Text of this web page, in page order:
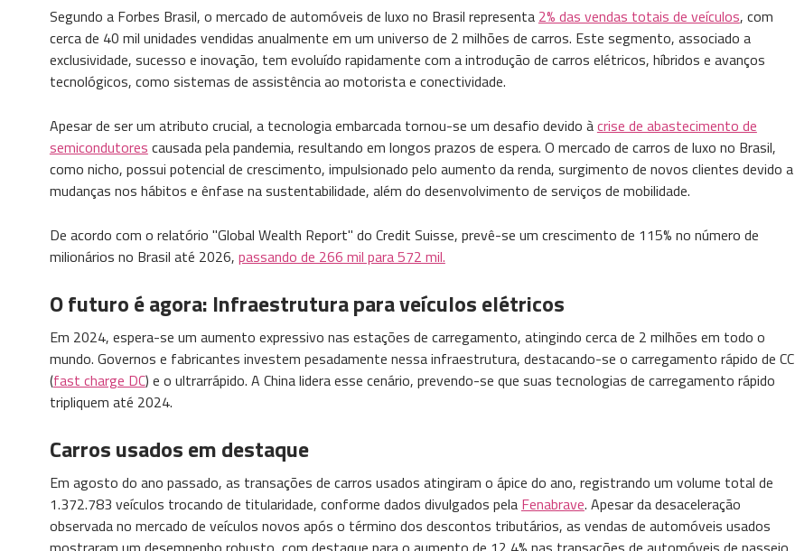
Segundo a Forbes Brasil, o mercado de automóveis de luxo no Brasil representa 2% das vendas totais de veículos, com
cerca de 40 mil unidades vendidas anualmente em um universo de 2 milhões de carros. Este segmento, associado a
exclusividade, sucesso e inovação, tem evoluído rapidamente com a introdução de carros elétricos, híbridos e avanços
tecnológicos, como sistemas de assistência ao motorista e conectividade.
Apesar de ser um atributo crucial, a tecnologia embarcada tornou-se um desafio devido àcrise de abastecimento de
semicondutores causada pela pandemia, resultando em longos prazos de espera. O mercado de carros de luxo no Brasil,
como nicho, possui potencial de crescimento, impulsionado pelo aumento da renda, surgimento de novos clientes devido a
mudanças nos hábitos e ênfase na sustentabilidade, além do desenvolvimento de serviços de mobilidade.
De acordo com o relatório "Global Wealth Report" do Credit Suisse, prevê-se um crescimento de 115% no número de
milionários no Brasil até 2026, passando de 266 mil para 572 mil.
O futuro é agora: Infraestrutura para veículos elétricos
Em 2024, espera-se um aumento expressivo nas estações de carregamento, atingindo cerca de 2 milhões em todo o
mundo. Governos e fabricantes investem pesadamente nessa infraestrutura, destacando-se o carregamento rápido de CC
(fast charge DC) e o ultrarrápido. A China lidera esse cenário, prevendo-se que suas tecnologias de carregamento rápido
tripliquem até 2024.
Carros usados em destaque
Em agosto do ano passado, as transações de carros usados atingiram o ápice do ano, registrando um volume total de
1.372.783 veículos trocando de titularidade, conforme dados divulgados pela Fenabrave. Apesar da desaceleração
observada no mercado de veículos novos após o término dos descontos tributários, as vendas de automóveis usados